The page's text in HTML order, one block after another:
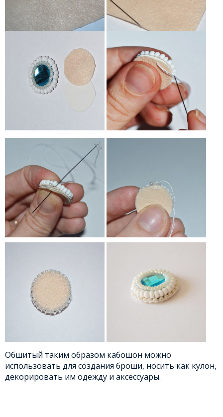
Обшитый таким образом кабошон можно
использовать для создания броши, носить как кулон,
декорировать им одежду и аксессуары.